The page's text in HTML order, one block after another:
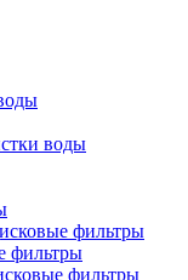
воды
фильтры
фильтры
фильтры